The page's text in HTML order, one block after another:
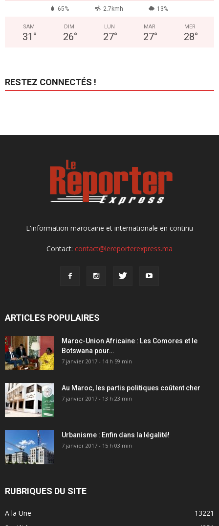
65% 2.7kmh 13%
SAM
31 °
DIM
26°
LUN
27°
MAR
27°
MER
28°
RESTEZ CONNECTÉS !
L'information marocaine et internationale en continu
Contact: contact@lereporterexpress.ma
ARTICLES POPULAIRES
Maroc-Union Africaine : Les Comores et le
Botswana pour…
7 janvier 2017 - 14 h 59 min
Au Maroc, les partis politiques coûtent cher
7 janvier 2017 - 13 h 23 min
Urbanisme : Enfin dans la légalité!
7 janvier 2017 - 15 h 03 min
RUBRIQUES DU SITE
A la Une
13221